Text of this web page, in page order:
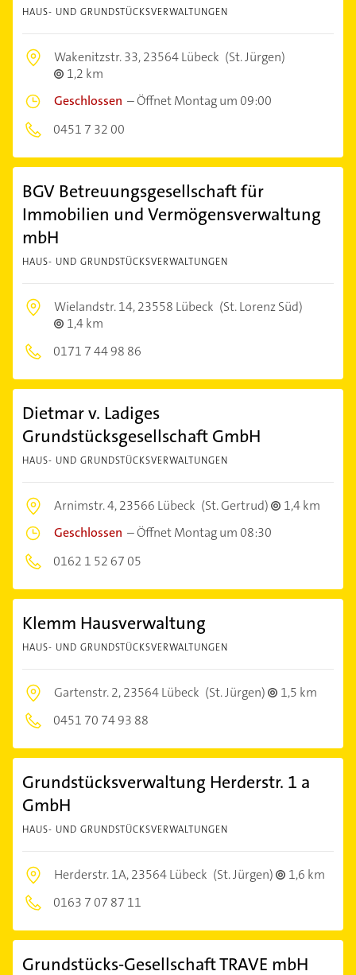
HAUS- UND GRUNDSTÜCKSVERWALTUNGEN
Wakenitzstr. 33,23564 Lübeck (St. Jürgen)
1,2 km
Geschlossen –Öffnet Montag um 09:00
0451 7 32 00
BGV Betreuungsgesellschaft für
Immobilien und Vermögensverwaltung
mbH
HAUS- UND GRUNDSTÜCKSVERWALTUNGEN
Wielandstr. 14,23558 Lübeck (St. Lorenz Süd)
1,4 km
0171 7 44 98 86
Dietmar v. Ladiges
Grundstücksgesellschaft GmbH
HAUS- UND GRUNDSTÜCKSVERWALTUNGEN
Arnimstr. 4,23566 Lübeck (St. Gertrud)
1,4 km
Geschlossen –Öffnet Montag um 08:30
0162 1 52 67 05
Klemm Hausverwaltung
HAUS- UND GRUNDSTÜCKSVERWALTUNGEN
Gartenstr. 2,23564 Lübeck (St. Jürgen)
1,5 km
0451 70 74 93 88
Grundstücksverwaltung Herderstr. 1 a
GmbH
HAUS- UND GRUNDSTÜCKSVERWALTUNGEN
Herderstr. 1A,23564 Lübeck (St. Jürgen)
1,6 km
0163 7 07 87 11
Grundstücks-Gesellschaft TRAVE mbH